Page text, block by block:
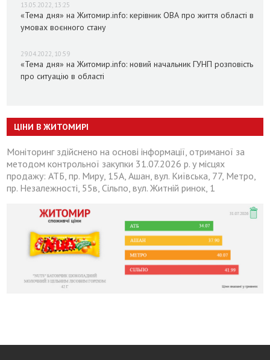
13.05.2022, 13:25
«Тема дня» на Житомир.info: керівник ОВА про життя області в
умовах воєнного стану
29.04.2022, 10:59
«Тема дня» на Житомир.info: новий начальник ГУНП розповість
про ситуацію в області
ЦІНИ В ЖИТОМИРІ
Моніторинг здійснено на основі інформації, отриманої за
методом контрольної закупки 31.07.2026 р. у місцях
продажу: АТБ, пр. Миру, 15А, Ашан, вул. Київська, 77, Метро,
пр. Незалежності, 55в, Сільпо, вул. Житній ринок, 1